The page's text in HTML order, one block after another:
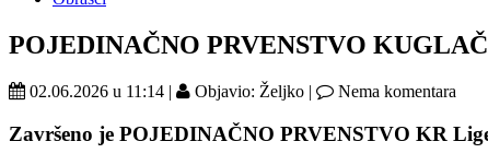
POJEDINAČNO PRVENSTVO
02.06.2026 u 11:14 | Objavio: Željko | Nema komentara
Završeno je POJEDINAČNO PRVENSTVO KR